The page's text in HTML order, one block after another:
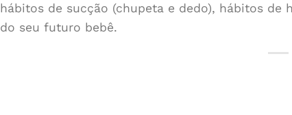
hábitos de sucção (chupeta e dedo), hábitos de
do seu futuro bebê.